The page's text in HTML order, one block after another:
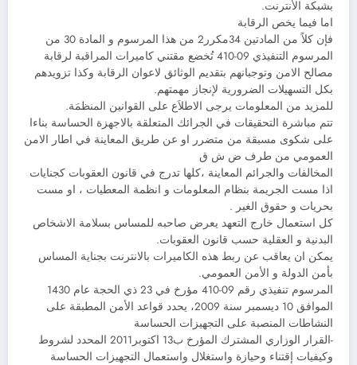
بشبكة الأنترنت.
اما فيما يخص الرقابة
فإن كلاً من المادتين 34مكرر2 من هذا المرسوم و المادة 30 من
المرسوم التنفيذي 09-410 تُخضع مقتني كاميرات المراقبة لرقابة
مصالح الامن وتوجبانهم بتقديم الوثائق لاعوان الرقابة وكذا تزويدهم
بكل التسهيلات الضرورية لإنجاز مهمتهم.
للمزيد من المعلومات يرجى الاطلاَع على القوانين المنظمَة.
تتم مباشرة التحقيقات في الجرائك المتعلقة بالاجهزة الحساسة بناءا
على شكوى مسبقة من متضرر او عن طريق المعاينة في اطار الامن
العمومي من طرف ض ش ق
المخالفات والجرائم المعاينة ،كلها تدرج في قانون العقوبات كجنايات
اذا مست الجريمة بنظام المعلومات و انظمة المعطيات ، او مست
بحريات و حقوق الغير .
كل استعمال خارج التعهد يعرض صاحبه للمساس بسلامة الاشخاص
البدنية و العقلية حسب قانون العقوبات.
يمكن ان يعاقب عن ربط هذه الكاميرات بالانترنت بجناية المساس
بأمن الدولة و الأمن العمومي.
المرسوم تنفيذي رقم 09-410 مؤرخ في 23 ذي الحجة عام 1430
الموافق 10 ديسمبر سنة 2009، يحدد قواعد الأمن المطبقة على
النشاطات المنصبة على التجهيزات الحساسة
-القرار الوزاري المشترك المؤرخ ب13 اكتوبر2011 المحدد لشروط
وكيفيات إقتناء وحيازة واستغلال واستعمال التجهيزات الحساسة